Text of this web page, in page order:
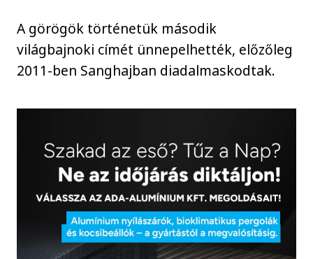
A görögök történetük második
világbajnoki címét ünnepelhették, előzőleg
2011-ben Sanghajban diadalmaskodtak.